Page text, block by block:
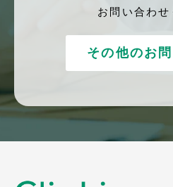
お問い合わせ
その他のお